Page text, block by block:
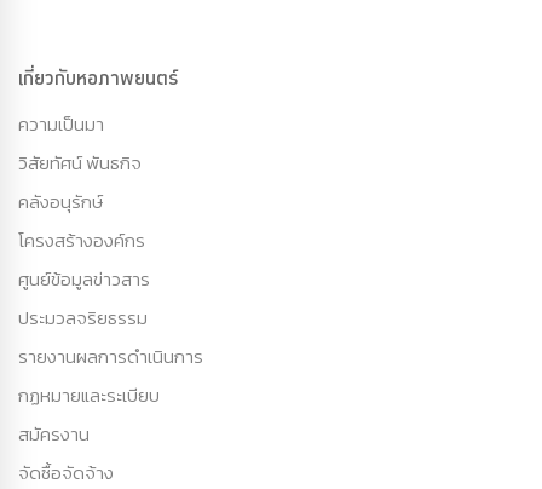
เกี่ยวกับหอภาพยนตร์
ความเป็นมา
วิสัยทัศน์ พันธกิจ
คลังอนุรักษ์
โครงสร้างองค์กร
ศูนย์ข้อมูลข่าวสาร
ประมวลจริยธรรม
รายงานผลการดำเนินการ
กฏหมายและระเบียบ
สมัครงาน
จัดซื้อจัดจ้าง